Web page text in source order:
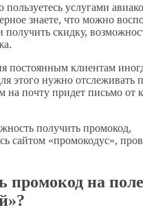
пользуетесь услугами
знаете, что можно
скидку,
постоянным клиентам
этого нужно отслеживать
на почту придет письмо от
получить промокод,
сайтом «промокодус»,
промокод на